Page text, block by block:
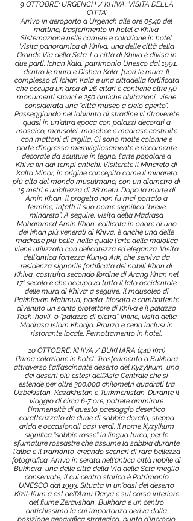
9 OTTOBRE: URGENCH / KHIVA, VISITA DELLA
CITTA'
Arrivo in aeroporto a Urgench alle ore 05:40 del
mattino, trasferimento in hotel a Khiva.
Sistemazione nelle camere e colazione in hotel.
Visita panoramica di Khiva, una delle città della
Grande Via della Seta. La città di Khiva è divisa in
due parti: Ichan Kala, patrimonio Unesco dal 1991,
dentro le mura e Dishan Kala, fuori le mura. Il
complesso di Ichan Kala è una cittadella fortificata
che occupa un'area di 26 ettari e contiene oltre 50
monumenti storici e 250 antiche abitazioni, viene
considerata una "città museo a cielo aperto".
Passeggiando nel labirinto di stradine vi ritroverete
quasi in un'altra epoca con palazzi decorati a
mosaico, mausolei, moschee e madrase costruite
con mattoni di argilla. Ci sono molte colonne e
porte d'ingresso meravigliosamente e riccamente
decorate da sculture in legno, l'arte popolare a
Khiva fin dai tempi antichi. Visiterete il Minareto di
Kalta Minor, in origine concepito come il minareto
più alto del mondo musulmano, con un diametro di
15 metri e un’altezza di 28 metri. Dopo la morte di
Amin Khan, il progetto non fu mai portato a
termine, infatti il suo nome significa “breve
minareto”. A seguire, visita della Madrasa
Mohammed Amin Khan, edificata in onore di uno
dei khan più venerati di Khiva, è anche una delle
madrase più belle, nella quale l'arte della maiolica
viene utilizzata con delicatezza ed eleganza. Visita
dell'antica fortezza Kunya Ark, che serviva da
residenza signorile fortificata dei nobili Khan di
Khiva, costruita secondo l’ordine di Arang Khan nel
17° secolo e che occupava tutto il lato occidentale
delle mura di Khiva; a seguire, il mausoleo di
Pakhlavan Mahmud, poeta, filosofo e combattente
divenuto un santo protettore di Khiva e il palazzo
Tosh-hovli, o "palazzo di pietra". Infine, visita della
Madrasa Islam Khodja. Pranzo e cena inclusi in
ristorante locale. Pernottamento in hotel.
10 OTTOBRE: KHIVA / BUKHARA (440 Km)
Prima colazione in hotel. Trasferimento a Bukhara
attraverso l'affascinante deserto del Kyzylkum, uno
dei deserti più estesi dell'Asia Centrale che si
estende per oltre 300.000 chilometri quadrati tra
Uzbekistan, Kazakhstan e Turkmenistan. Durante il
viaggio di circa 6-7 ore, potrete ammirare
l'immensità di questo paesaggio desertico
caratterizzato da dune di sabbia dorata, steppa
arida e occasionali oasi verdi. Il nome Kyzylkum
significa "sabbie rosse" in lingua turca, per le
sfumature rossastre che assume la sabbia durante
l'alba e il tramonto, creando scenari di rara bellezza
fotografica. Arrivo in serata nell'antica città nobile di
Bukhara, una delle città della Via della Seta meglio
conservate, il cui centro storico è Patrimonio
UNESCO dal 1993. Situata in un'oasi del deserto
Kizil-Kum a est dell'Amu Darya e sul corso inferiore
del fiume Zeravshan, Bukhara è un centro
antichissimo la cui importanza deriva dalla
posizione geografica strategica, punto d'incrocio